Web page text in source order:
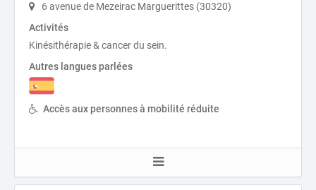
6 avenue de Mezeirac Marguerittes (30320)
Activités
Kinésithérapie & cancer du sein.
Autres langues parlées
Accès aux personnes à mobilité réduite